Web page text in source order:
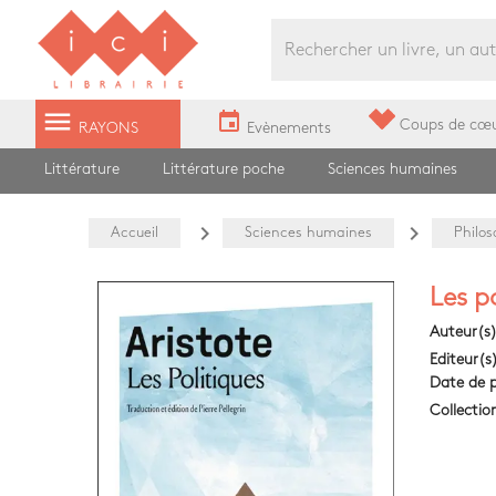
Librairie Ici Grands Boulevards
menu RAYONS event Evènements Coups de
Littérature Littérature poche Sciences humaines
Accueil navigate_next Sciences humaines navigate_next
Les
Auteur(s)
Editeur(s)
Date de